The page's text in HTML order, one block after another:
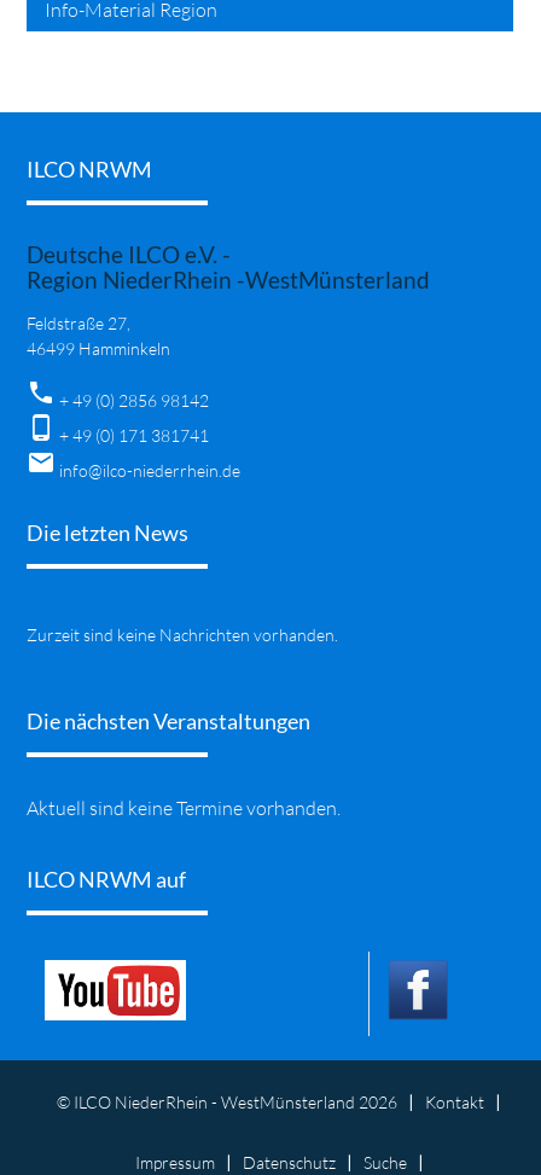
Info-Material Region
ILCO NRWM
Deutsche ILCO e.V. -
Region NiederRhein -WestMünsterland
Feldstraße 27,
46499 Hamminkeln
phone + 49 (0) 2856 98142
phone_android + 49 (0) 171 381741
mail info@ilco-niederrhein.de
Die letzten News
Zurzeit sind keine Nachrichten vorhanden.
Die nächsten Veranstaltungen
Aktuell sind keine Termine vorhanden.
ILCO NRWM auf
© ILCO NiederRhein - WestMünsterland 2026 Kontakt
Impressum Datenschutz Suche